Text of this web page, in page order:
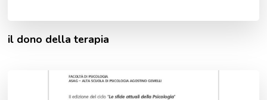
il dono della terapia